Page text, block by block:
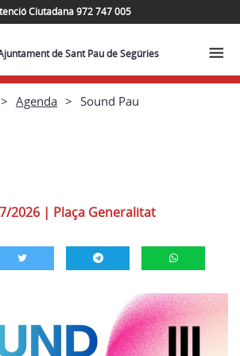
Ciutadana 972 747 005
de Sant Pau de Segúries
Agenda Sound Pau
2026 | Plaça Generalitat